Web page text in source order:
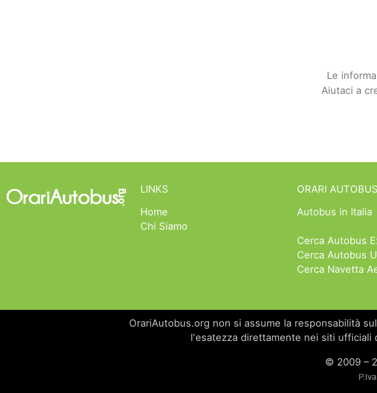
Le
Aiutaci a
LINKS
Home
Chi Siamo
ORARI AUTOBUS
Autobus in Italia
Cerca Autobus
Cerca Autobus
Cerca Navetta
OrariAutobus.org non si assume la responsabilità
l'esatezza direttamente nei siti ufficiali
© 2009 –